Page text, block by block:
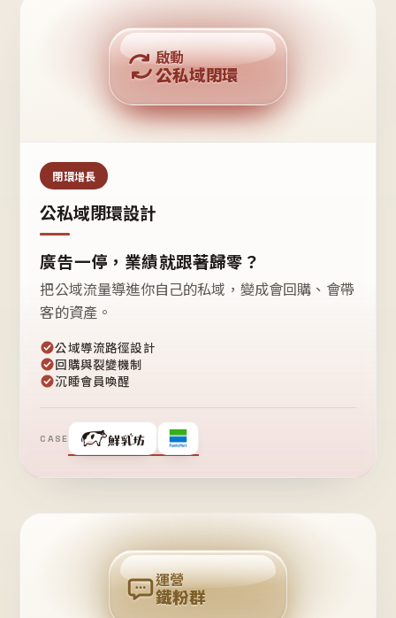
公域流量
私域鐵粉
回購複利
啟動
公私域閉環
閉環增長
公私域閉環設計
廣告一停，業績就跟著歸零？
把公域流量導進你自己的私域，變成會回購、會帶
客的資產。
公域導流路徑設計
回購與裂變機制
沉睡會員喚醒
CASE
❤
粉
回
購
運營
鐵粉群